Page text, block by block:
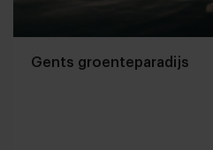
Gents groenteparadijs